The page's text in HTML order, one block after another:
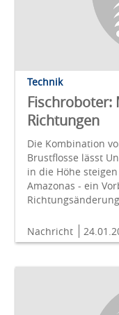
Technik
Fischroboter:
Richtungen
Die Kombination
Brustflosse lässt
in die Höhe
Amazonas - ein
Nachricht